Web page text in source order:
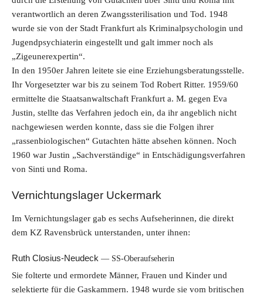
verantwortlich an deren Zwangssterilisation und Tod. 1948
wurde sie von der Stadt Frankfurt als Kriminalpsychologin und
Jugendpsychiaterin eingestellt und galt immer noch als
„Zigeunerexpertin“.
In den 1950er Jahren leitete sie eine Erziehungsberatungsstelle.
Ihr Vorgesetzter war bis zu seinem Tod Robert Ritter. 1959/60
ermittelte die Staatsanwaltschaft Frankfurt a. M. gegen Eva
Justin, stellte das Verfahren jedoch ein, da ihr angeblich nicht
nachgewiesen werden konnte, dass sie die Folgen ihrer
„rassenbiologischen“ Gutachten hätte absehen können. Noch
1960 war Justin „Sachverständige“ in Entschädigungsverfahren
von Sinti und Roma.
Vernichtungslager Uckermark
Im Vernichtungslager gab es sechs Aufseherinnen, die direkt
dem KZ Ravensbrück unterstanden, unter ihnen:
Ruth Closius-Neudeck SS-Oberaufseherin
Sie folterte und ermordete Männer, Frauen und Kinder und
selektierte für die Gaskammern. 1948 wurde sie vom britischen